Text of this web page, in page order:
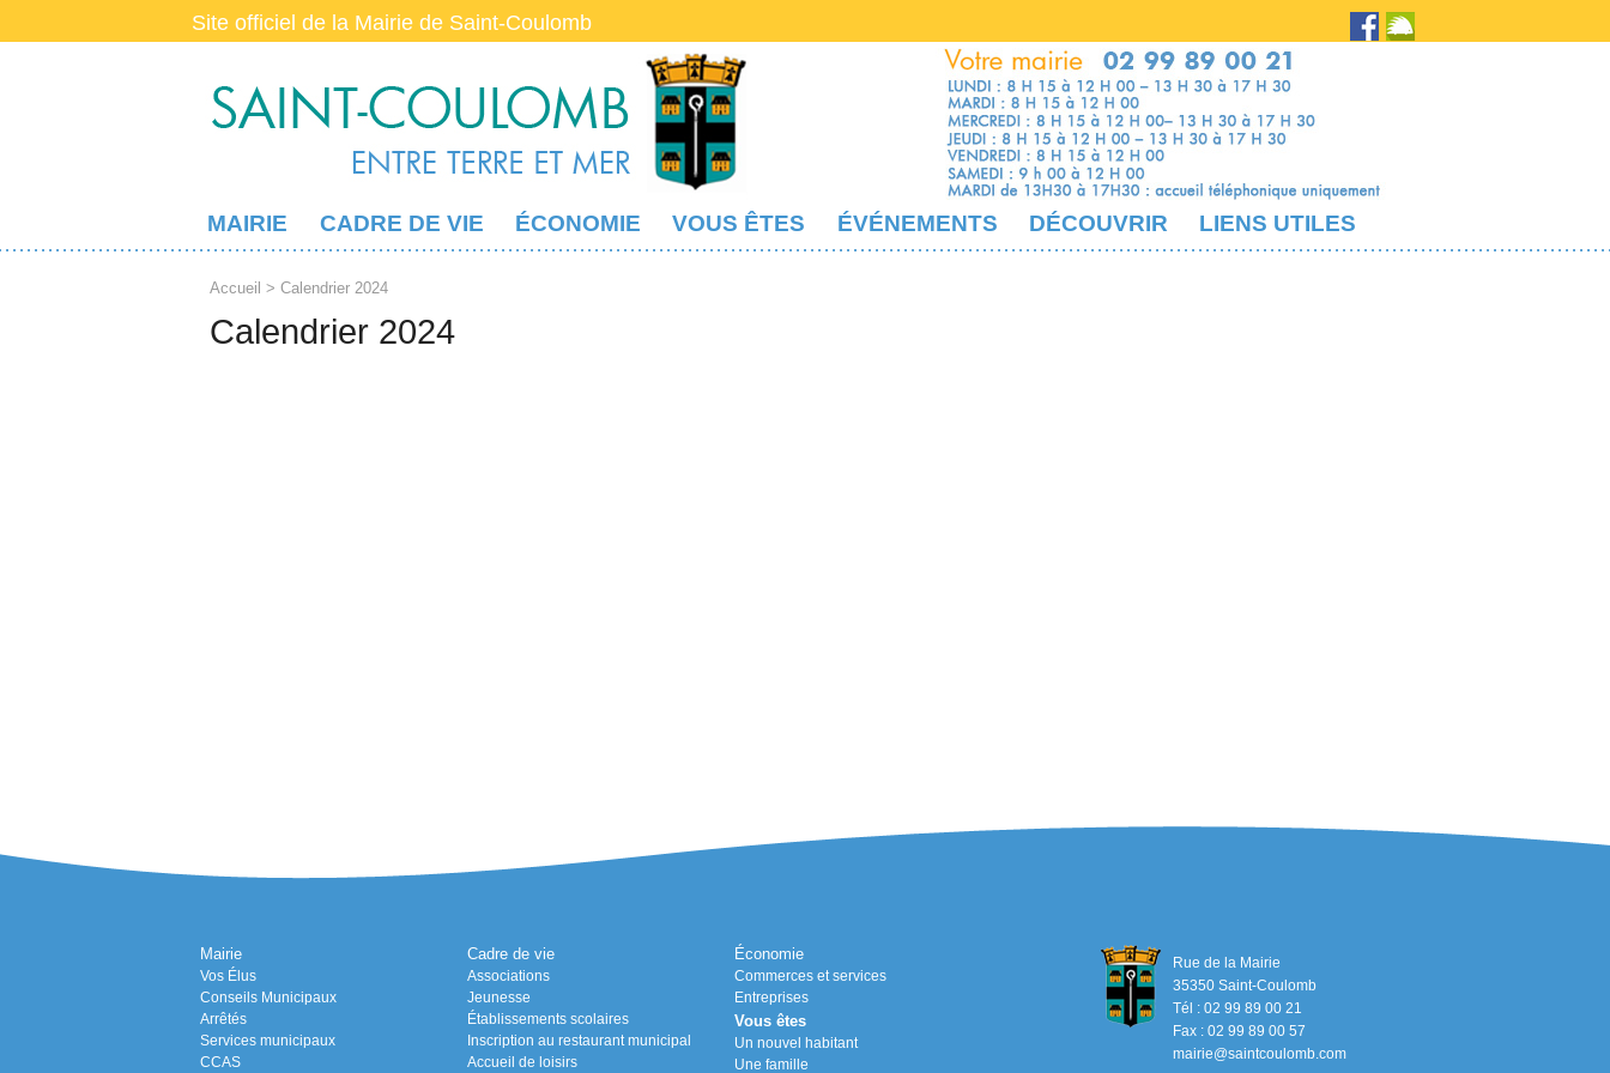
Site officiel de la Mairie de Saint-Coulomb
MAIRIE CADRE DE VIE ÉCONOMIE VOUS ÊTES ÉVÉNEMENTS DÉCOUVRIR LIENS UTILES
Accueil > Calendrier 2024
Calendrier 2024
Mairie
Vos Élus
Conseils Municipaux
Arrêtés
Services municipaux
CCAS
Cadre de vie
Associations
Jeunesse
Établissements scolaires
Inscription au restaurant municipal
Accueil de loisirs
Économie
Commerces et services
Entreprises
Vous êtes
Un nouvel habitant
Une famille
Rue de la Mairie
35350 Saint-Coulomb
Tél : 02 99 89 00 21
Fax : 02 99 89 00 57
mairie@saintcoulomb.com